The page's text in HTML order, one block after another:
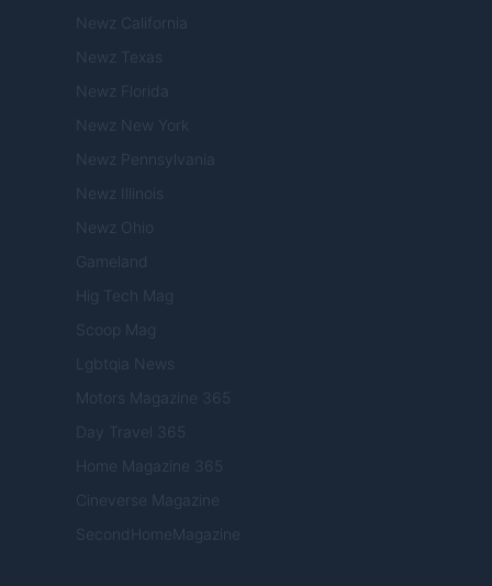
Newz California
Newz Texas
Newz Florida
Newz New York
Newz Pennsylvania
Newz Illinois
Newz Ohio
Gameland
Hig Tech Mag
Scoop Mag
Lgbtqia News
Motors Magazine 365
Day Travel 365
Home Magazine 365
Cineverse Magazine
SecondHomeMagazine